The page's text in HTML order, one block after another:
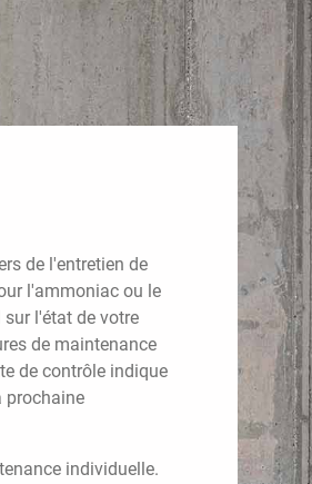
de l'entretien de
l'ammoniac ou le
l'état de votre
de maintenance
de contrôle indique
prochaine
individuelle.